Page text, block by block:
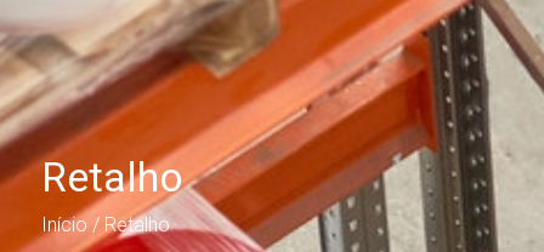
Retalho
Início / Retalho